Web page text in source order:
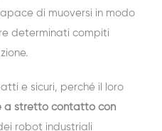
di muoversi in modo
determinati compiti
e sicuri, perché il loro
a stretto contatto con
robot industriali